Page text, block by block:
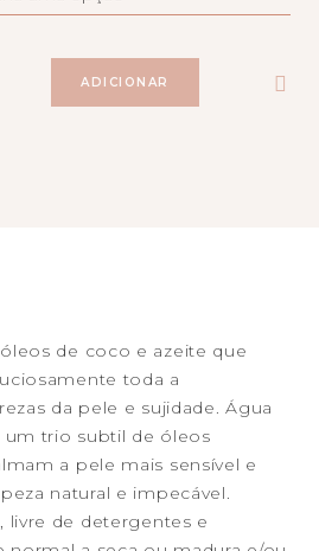
ADICIONAR
de coco e azeite que
toda a
da pele e sujidade. Água
um trio subtil de óleos
a pele mais sensível e
natural e impecável.
livre de detergentes e